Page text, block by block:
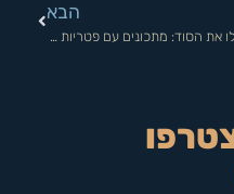
הבא
גלו את הסוד: מתכונים עם פטריות שיטאקי שישגעו אתכם!